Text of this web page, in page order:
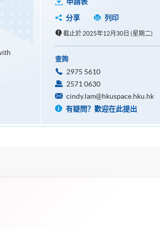
申請表
分享
列印
截止於 2025年12月30日 (星期二)
查詢
2975 5610
2571 0630
cindy.lam@hkuspace.hku.hk
有疑問？歡迎在此提出